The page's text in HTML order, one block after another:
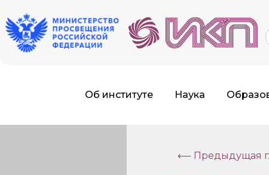
Об институте Наука
⟵ Предыдущая